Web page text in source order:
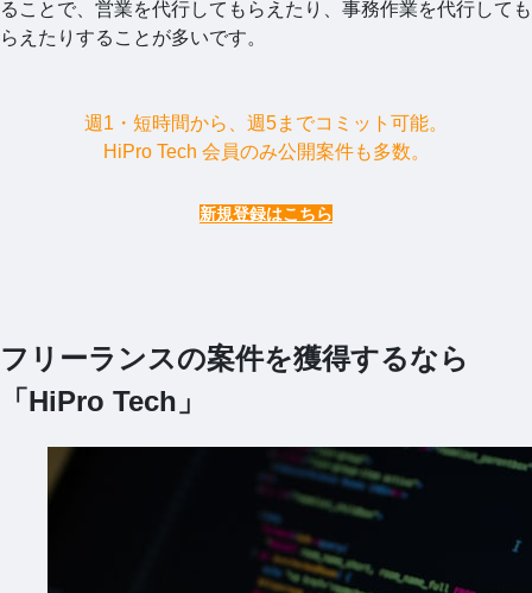
ることで、営業を代行してもらえたり、事務作業を代行しても
らえたりすることが多いです。
週1・短時間から、週5までコミット可能。
HiPro Tech 会員のみ公開案件も多数。
新規登録はこちら
フリーランスの案件を獲得するなら
「HiPro Tech」